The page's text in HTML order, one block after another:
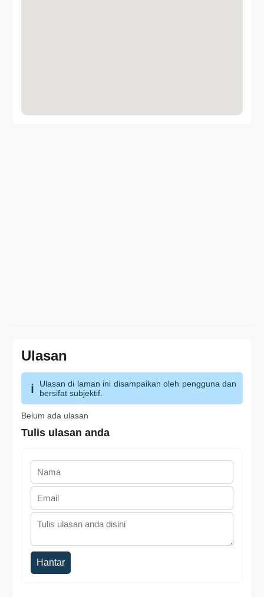
Ulasan
Ulasan di laman ini disampaikan oleh pengguna dan
bersifat subjektif.
Belum ada ulasan
Tulis ulasan anda
Hantar